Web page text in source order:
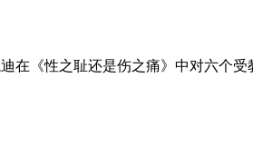
在《性之耻还是伤之痛》中对六个